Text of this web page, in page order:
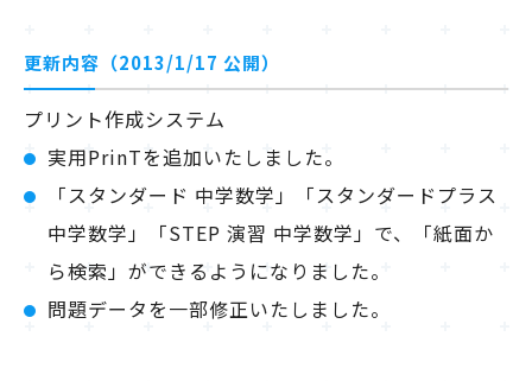
更新内容（2013/1/17 公開）
プリント作成システム
実用PrinTを追加いたしました。
「スタンダード 中学数学」「スタンダードプラス
中学数学」「STEP 演習 中学数学」で、「紙面か
ら検索」ができるようになりました。
問題データを一部修正いたしました。